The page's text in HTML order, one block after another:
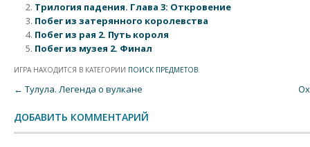
Трилогия падения. Глава 3: Откровение
Побег из затерянного королевства
Побег из рая 2. Путь короля
Побег из музея 2. Финал
ИГРА НАХОДИТСЯ В КАТЕГОРИИ ПОИСК ПРЕДМЕТОВ.
Post navigation
← Тулула. Легенда о вулкане
ДОБАВИТЬ КОММЕНТАРИЙ